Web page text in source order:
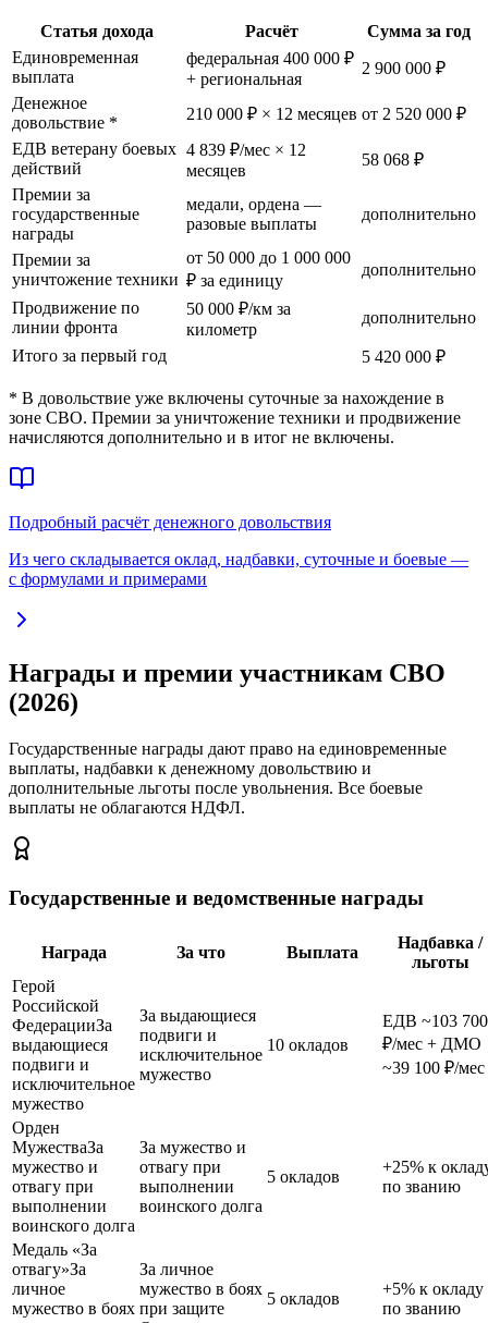
Статья дохода Расчёт
Сумма за год
Единовременная
выплата
федеральная 400 000 ₽
+ региональная
2 900 000 ₽
Денежное
довольствие *
210 000 ₽ × 12 месяцев от 2 520 000 ₽
ЕДВ ветерану боевых
действий
4 839 ₽/мес × 12
месяцев
58 068 ₽
Премии за
государственные
награды
медали, ордена —
разовые выплаты
дополнительно
Премии за
уничтожение техники
от 50 000 до 1 000 000
₽ за единицу
дополнительно
Продвижение по
линии фронта
50 000 ₽/км за
километр
дополнительно
Итого за первый год 5 420 000 ₽
* В довольствие уже включены суточные за нахождение в
зоне СВО. Премии за уничтожение техники и продвижение
начисляются дополнительно и в итог не включены.
Подробный расчёт денежного довольствия
Из чего складывается оклад, надбавки, суточные и боевые —
с формулами и примерами
Награды и премии участникам СВО
(2026)
Государственные награды дают право на единовременные
выплаты, надбавки к денежному довольствию и
дополнительные льготы после увольнения. Все боевые
выплаты не облагаются НДФЛ.
Государственные и ведомственные награды
Награда За что Выплата
Надбавка /
льготы
Герой
Российской
ФедерацииЗа
выдающиеся
подвиги и
исключительное
мужество
За выдающиеся
подвиги и
исключительное
мужество
10 окладов
ЕДВ ~103 700
₽/мес + ДМО
~39 100 ₽/мес
Орден
МужестваЗа
мужество и
отвагу при
выполнении
воинского долга
За мужество и
отвагу при
выполнении
воинского долга
5 окладов
+25% к
по званию
Медаль «За
отвагу»За
личное
мужество в боях
За личное
мужество в боях
при защите
5 окладов
+5% к окладу
по званию